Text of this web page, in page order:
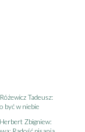
Tadeusz:
być w niebie
Zbigniew: